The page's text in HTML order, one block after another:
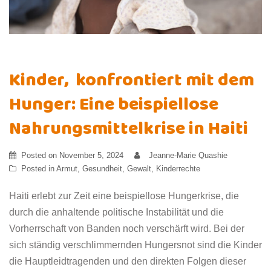
Kinder, konfrontiert mit dem
Hunger: Eine beispiellose
Nahrungsmittelkrise in Haiti
Posted on November 5, 2024
Jeanne-Marie Quashie
Posted in Armut Gesundheit Gewalt Kinderrechte
Haiti erlebt zur Zeit eine beispiellose Hungerkrise, die
durch die anhaltende politische Instabilität und die
Vorherrschaft von Banden noch verschärft wird. Bei der
sich ständig verschlimmernden Hungersnot sind die Kinder
die Hauptleidtragenden und den direkten Folgen dieser